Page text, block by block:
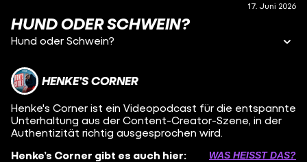
17. Juni 2026
HUND ODER SCHWEIN?
Hund oder Schwein?
HENKE’S CORNER
Henke's Corner ist ein Videopodcast für die entspannte
Unterhaltung aus der Content-Creator-Szene, in der
Authentizität richtig ausgesprochen wird.
Henke’s Corner gibt es auch hier:
WAS HEISST DAS?